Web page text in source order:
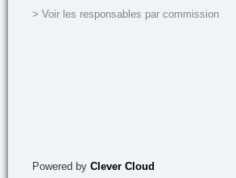
> Voir les responsables par commission
Powered by Clever Cloud